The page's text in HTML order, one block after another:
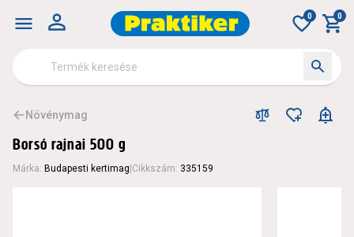
0 0
Növénymag
Borsó rajnai 500 g
Márka: Budapesti kertimag Cikkszám: 335159